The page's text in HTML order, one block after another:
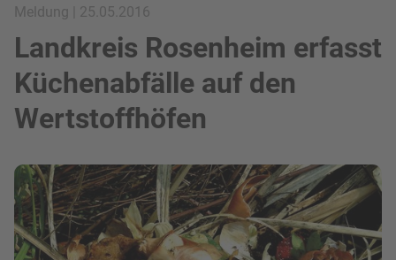
Meldung | 25.05.2016
Landkreis Rosenheim erfasst
Küchenabfälle auf den
Wertstoffhöfen
Bild in Lightbox zeigen